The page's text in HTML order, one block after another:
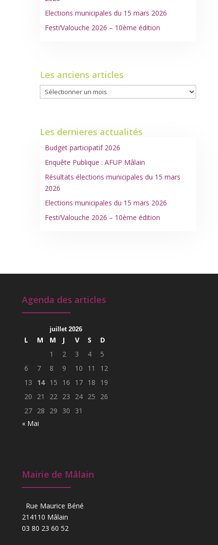
Elections municipales du 15 mars 2026
Festi’Valouche 2026 – 10ème édition
Les anciens articles
Les
anciens
Les dernieres actualités
Budget participatif 2026
Enquête Publique : AFUP Mâlain
Résultats élections municipales du 15 mars
2026
Elections municipales du 15 mars 2026
Festi’Valouche 2026 – 10ème édition
Agenda des articles
juillet 2026
L M M J V S
D
1
2 3 4
5
6
7 8 9 10 11
12
13
14 15 16 17 18
19
20
21 22 23 24 25
26
27 28 29 30
31
« Mai
Mairie de Mâlain
Rue Maurice Béné
214110 Mâlain
03 80 23 60 52